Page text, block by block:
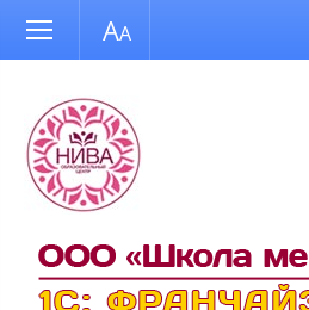
Размер шрифта